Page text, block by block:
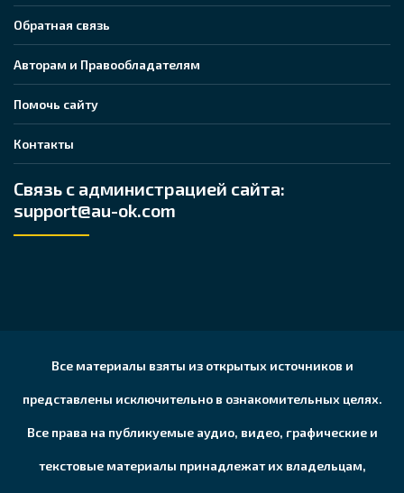
Обратная связь
Авторам и Правообладателям
Помочь сайту
Контакты
Связь с администрацией сайта:
support@au-ok.com
Все материалы взяты из открытых источников и
представлены исключительно в ознакомительных целях.
Все права на публикуемые аудио, видео, графические и
текстовые материалы принадлежат их владельцам,